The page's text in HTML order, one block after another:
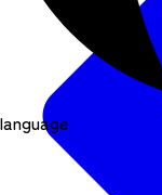
language